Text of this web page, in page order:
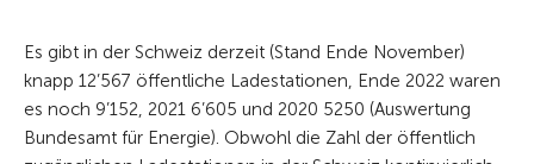
Es gibt in der Schweiz derzeit (Stand Ende November)
knapp 12’567 öffentliche Ladestationen, Ende 2022 waren
es noch 9’152, 2021 6’605 und 2020 5250 (Auswertung
Bundesamt für Energie). Obwohl die Zahl der öffentlich